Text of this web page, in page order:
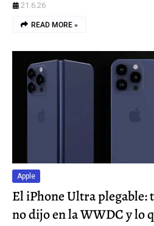
21.6.26
READ MORE »
Apple
El iPhone Ultra plegable:
no dijo en la WWDC y lo